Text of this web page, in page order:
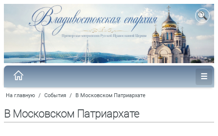
На главную / События / В Московском Патриархате
В Московском Патриархате